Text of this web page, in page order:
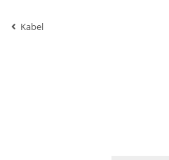
Kabel